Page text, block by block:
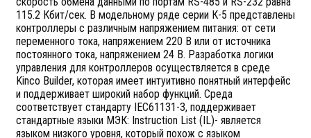
115.2 Кбит/сек. В модельному ряде серии К-5 представлены
контроллеры с различным напряжением питания: от сети
переменного тока, напряжением 220 В или от источника
постоянного тока, напряжением 24 В. Разработка логики
управления для контроллеров осуществляется в среде
Kinco Builder, которая имеет интуитивно понятный интерфейс
и поддерживает широкий набор функций. Среда
соответствует стандарту IEC61131-3, поддерживает
стандартные языки МЭК: Instruction List (IL)- является
языком низкого уровня, который похож с языком